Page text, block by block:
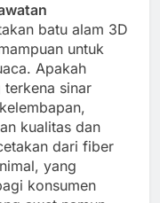
batu alam 3D
untuk
Apakah
sinar
kualitas dan
dari fiber
yang
konsumen